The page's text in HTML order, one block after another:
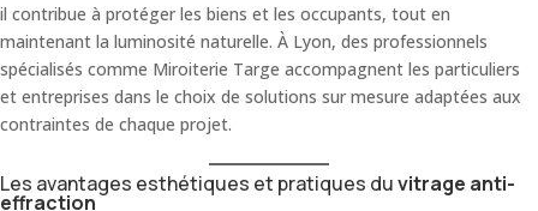
il contribue à protéger les biens et les occupants, tout en
maintenant la luminosité naturelle. À Lyon, des professionnels
spécialisés comme Miroiterie Targe accompagnent les particuliers
et entreprises dans le choix de solutions sur mesure adaptées aux
contraintes de chaque projet.
Les avantages esthétiques et pratiques duvitrage anti-
effraction